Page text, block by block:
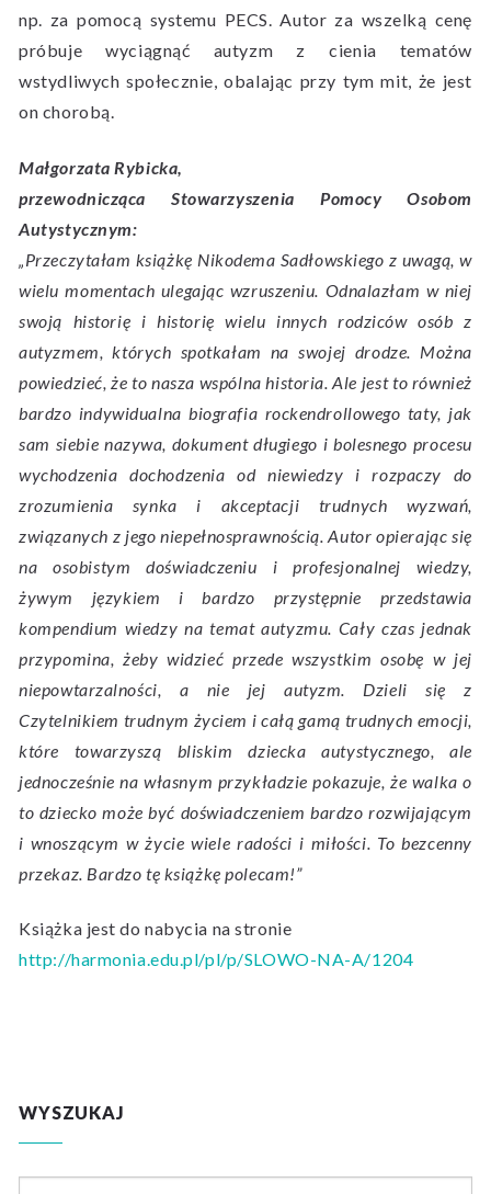
np. za pomocą systemu PECS. Autor za wszelką cenę
próbuje wyciągnąć autyzm z cienia tematów
wstydliwych społecznie, obalając przy tym mit, że jest
on chorobą.
Małgorzata Rybicka,
przewodnicząca Stowarzyszenia Pomocy Osobom
Autystycznym:
„Przeczytałam książkę Nikodema Sadłowskiego z uwagą, w
wielu momentach ulegając wzruszeniu. Odnalazłam w niej
swoją historię i historię wielu innych rodziców osób z
autyzmem, których spotkałam na swojej drodze. Można
powiedzieć, że to nasza wspólna historia. Ale jest to również
bardzo indywidualna biografia rockendrollowego taty, jak
sam siebie nazywa, dokument długiego i bolesnego procesu
wychodzenia dochodzenia od niewiedzy i rozpaczy do
zrozumienia synka i akceptacji trudnych wyzwań,
związanych z jego niepełnosprawnością. Autor opierając się
na osobistym doświadczeniu i profesjonalnej wiedzy,
żywym językiem i bardzo przystępnie przedstawia
kompendium wiedzy na temat autyzmu. Cały czas jednak
przypomina, żeby widzieć przede wszystkim osobę w jej
niepowtarzalności, a nie jej autyzm. Dzieli się z
Czytelnikiem trudnym życiem i całą gamą trudnych emocji,
które towarzyszą bliskim dziecka autystycznego, ale
jednocześnie na własnym przykładzie pokazuje, że walka o
to dziecko może być doświadczeniem bardzo rozwijającym
i wnoszącym w życie wiele radości i miłości. To bezcenny
przekaz. Bardzo tę książkę polecam!”
Książka jest do nabycia na stronie
http://harmonia.edu.pl/pl/p/SLOWO-NA-A/1204
WYSZUKAJ